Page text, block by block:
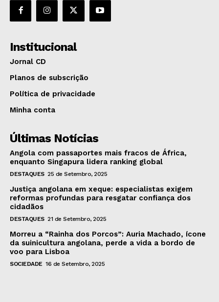
Institucional
Jornal CD
Planos de subscrição
Política de privacidade
Minha conta
Últimas Notícias
Angola com passaportes mais fracos de África,
enquanto Singapura lidera ranking global
DESTAQUES 25 de Setembro, 2025
Justiça angolana em xeque: especialistas exigem
reformas profundas para resgatar confiança dos
cidadãos
DESTAQUES 21 de Setembro, 2025
Morreu a “Rainha dos Porcos”: Auria Machado, ícone
da suinicultura angolana, perde a vida a bordo de
voo para Lisboa
SOCIEDADE 16 de Setembro, 2025